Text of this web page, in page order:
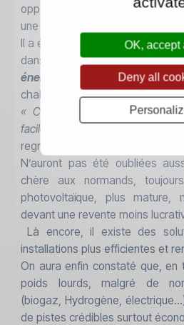
opportunité dans une stratégie
une forte mobilisation des
Il a été aussi beaucoup question
dans une logique«
énergétique-autres
chaleur fatale a été mise en
« Ces démarches
faciles à mettre en œuvre dans
regrettera un dirigeant de Volvo
N’auront pas été oubliées
chère aux normands,
photovoltaïque, plus mature,
devant une revente moins
Là encore, il existe des
installations plus efficientes et
On aura enfin constaté que,
poids lourds, malgré de
(biogaz, Hydrogène,
de pistes crédibles surtout
OK, accept
Deny all